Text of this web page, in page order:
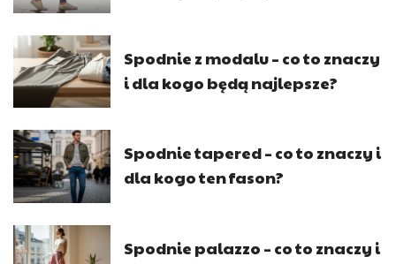
Spodnie z modalu – co to znaczy
i dla kogo będą najlepsze?
Spodnie tapered – co to znaczy i
dla kogo ten fason?
Spodnie palazzo – co to znaczy i